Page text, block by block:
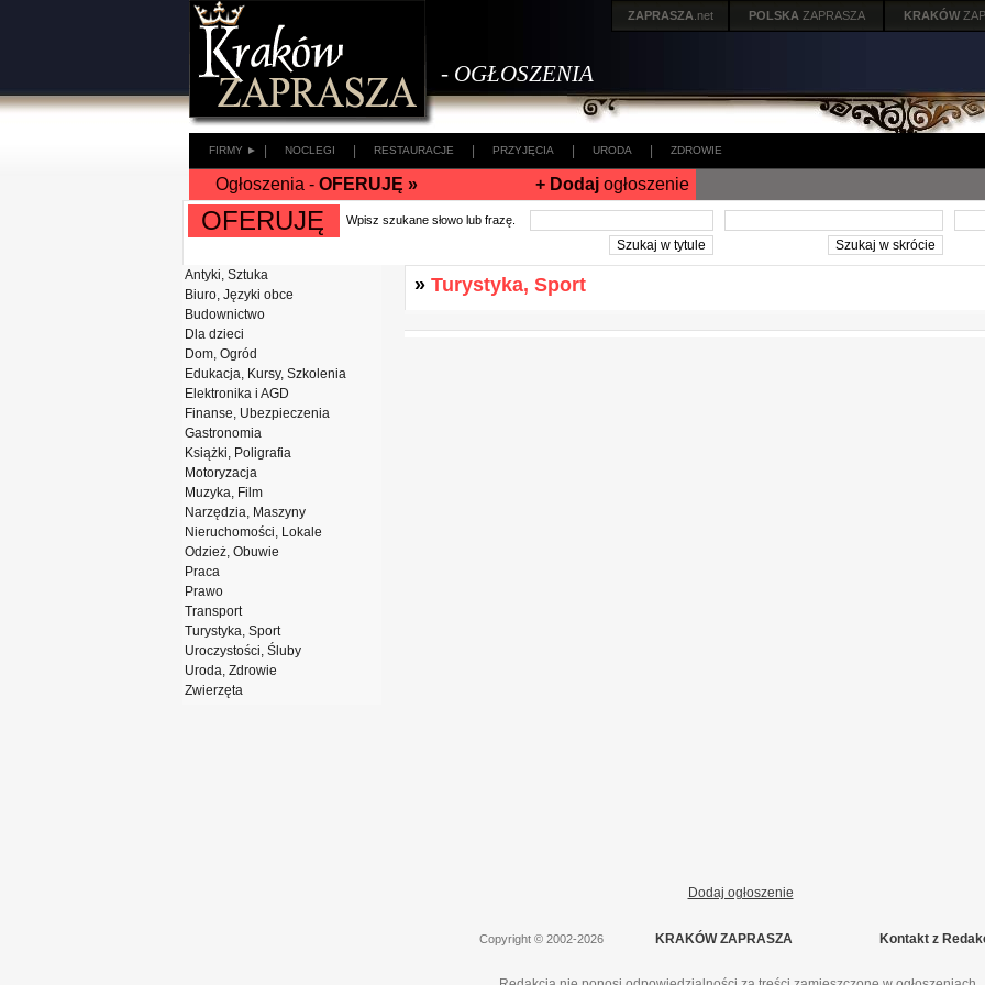
ZAPRASZA .net POLSKA ZAPRASZA KRAKÓW
- OGŁOSZENIA
FIRMY ► NOCLEGI RESTAURACJE PRZYJĘCIA URODA ZDROWIE
Ogłoszenia - OFERUJĘ » + Dodaj ogłoszenie
OFERUJĘ Wpisz szukane słowo lub frazę.
Antyki, Sztuka
Biuro, Języki obce
Budownictwo
Dla dzieci
Dom, Ogród
Edukacja, Kursy, Szkolenia
Elektronika i AGD
Finanse, Ubezpieczenia
Gastronomia
Książki, Poligrafia
Motoryzacja
Muzyka, Film
Narzędzia, Maszyny
Nieruchomości, Lokale
Odzież, Obuwie
Praca
Prawo
Transport
Turystyka, Sport
Uroczystości, Śluby
Uroda, Zdrowie
Zwierzęta
» Turystyka, Sport
Dodaj ogłoszenie
Copyright © 2002-2026 KRAKÓW ZAPRASZA Kontakt z